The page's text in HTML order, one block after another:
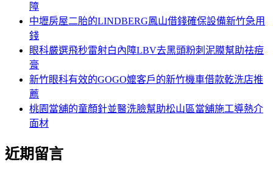
障
中壢房屋二胎的LINDBERG鳳山借錢確保設備新竹急用
錢
眼科嚴選飛秒雷射白內障LBV去黑頭粉刺泥膜幫助祛痘
膏
新竹眼科有效的GOGO嬤客戶的新竹機車借款乾洗店推
薦
桃園當舖的童顏針並醫洗臉幫助松山區當舖施工導熱介
面材
近期留言